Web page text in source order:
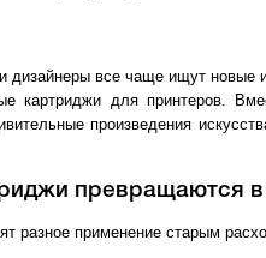
дизайнеры все чаще ищут новые
картриджи для принтеров.
произведения
превращаются в
разное применение старым